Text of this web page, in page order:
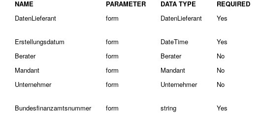
NAME PARAMETER DATA TYPE REQUIRED
DatenLieferant
form DatenLieferant Yes
Erstellungsdatum
form DateTime Yes
Berater
form Berater No
Mandant
form Mandant No
Unternehmer
form Unternehmer No
Bundesfinanzamtsnummer
form string Yes